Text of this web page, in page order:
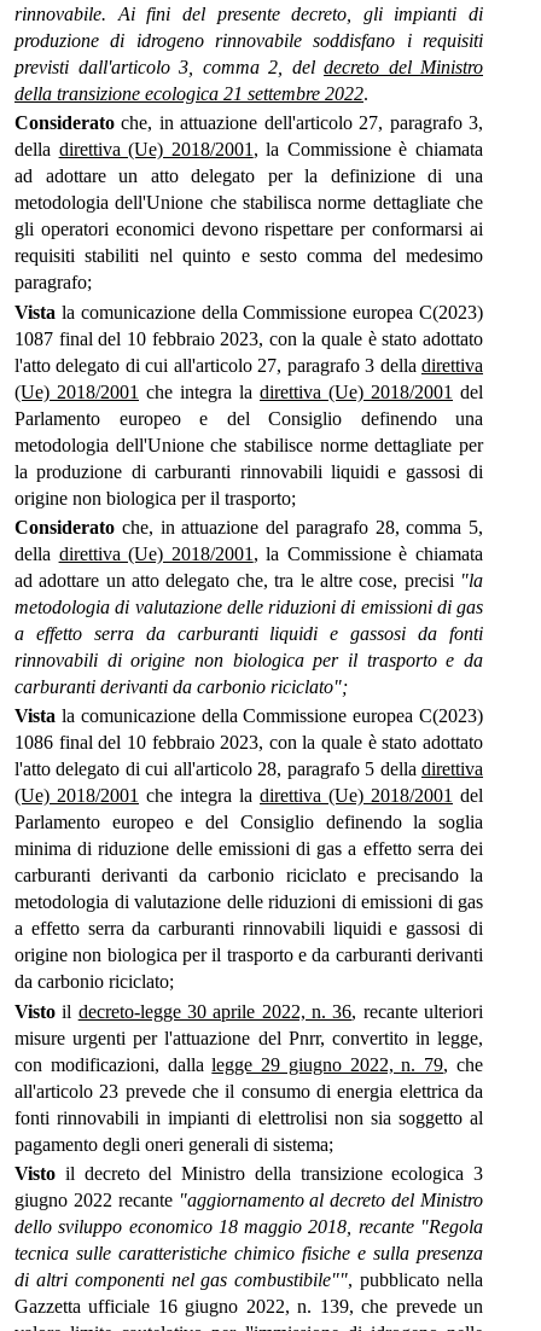
rinnovabile. Ai fini del presente decreto, gli impianti di
produzione di idrogeno rinnovabile soddisfano i requisiti
previsti dall'articolo 3, comma 2, del decreto del Ministro
della transizione ecologica 21 settembre 2022.
Considerato che, in attuazione dell'articolo 27, paragrafo 3,
della direttiva (Ue) 2018/2001 , la Commissione è chiamata
ad adottare un atto delegato per la definizione di una
metodologia dell'Unione che stabilisca norme dettagliate che
gli operatori economici devono rispettare per conformarsi ai
requisiti stabiliti nel quinto e sesto comma del medesimo
paragrafo;
Vista la comunicazione della Commissione europea C(2023)
1087 final del 10 febbraio 2023, con la quale è stato adottato
l'atto delegato di cui all'articolo 27, paragrafo 3 della direttiva
(Ue) 2018/2001 che integra la direttiva (Ue) 2018/2001 del
Parlamento europeo e del Consiglio definendo una
metodologia dell'Unione che stabilisce norme dettagliate per
la produzione di carburanti rinnovabili liquidi e gassosi di
origine non biologica per il trasporto;
Considerato che, in attuazione del paragrafo 28, comma 5,
della direttiva (Ue) 2018/2001 , la Commissione è chiamata
ad adottare un atto delegato che, tra le altre cose, precisi "la
metodologia di valutazione delle riduzioni di emissioni di gas
a effetto serra da carburanti liquidi e gassosi da fonti
rinnovabili di origine non biologica per il trasporto e da
carburanti derivanti da carbonio riciclato";
Vista la comunicazione della Commissione europea C(2023)
1086 final del 10 febbraio 2023, con la quale è stato adottato
l'atto delegato di cui all'articolo 28, paragrafo 5 della direttiva
(Ue) 2018/2001 che integra la direttiva (Ue) 2018/2001 del
Parlamento europeo e del Consiglio definendo la soglia
minima di riduzione delle emissioni di gas a effetto serra dei
carburanti derivanti da carbonio riciclato e precisando la
metodologia di valutazione delle riduzioni di emissioni di gas
a effetto serra da carburanti rinnovabili liquidi e gassosi di
origine non biologica per il trasporto e da carburanti derivanti
da carbonio riciclato;
Visto il decreto-legge 30 aprile 2022, n. 36, recante ulteriori
misure urgenti per l'attuazione del Pnrr, convertito in legge,
con modificazioni, dallalegge 29 giugno 2022, n. 79, che
all'articolo 23 prevede che il consumo di energia elettrica da
fonti rinnovabili in impianti di elettrolisi non sia soggetto al
pagamento degli oneri generali di sistema;
Visto il decreto del Ministro della transizione ecologica 3
giugno 2022 recante "aggiornamento al decreto del Ministro
dello sviluppo economico 18 maggio 2018, recante "Regola
tecnica sulle caratteristiche chimico fisiche e sulla presenza
di altri componenti nel gas combustibile"", pubblicato nella
Gazzetta ufficiale 16 giugno 2022, n. 139, che prevede un